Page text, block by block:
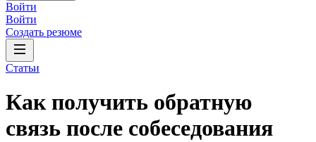
Войти
Войти
Создать резюме
Статьи
Как получить обратную
связь после собеседования